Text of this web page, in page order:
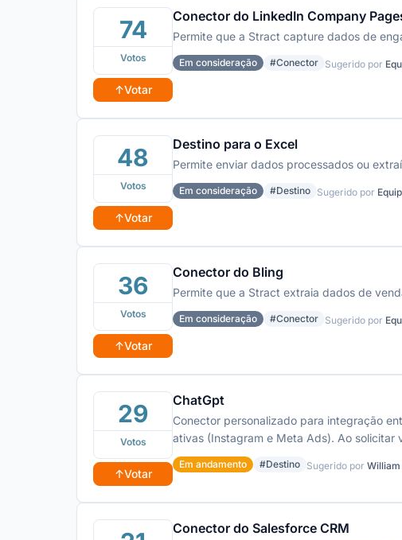
74
Votos
↑Votar
Conector do LinkedIn Company
Permite que a Stract capture dados de
Em consideração #Conector Sugerido por
48
Votos
↑Votar
Destino para o Excel
Permite enviar dados processados ou
Em consideração #Destino Sugerido por
36
Votos
↑Votar
Conector do Bling
Permite que a Stract extraia dados de
Em consideração #Conector Sugerido por
29
Votos
↑Votar
ChatGpt
Conector personalizado para integração
ativas (Instagram e Meta Ads). Ao solicitar
engajamento, alcance, cliques em
nesta semana?” ou “Me traga os
Em andamento #Destino Sugerido por William
Conector do Salesforce CRM